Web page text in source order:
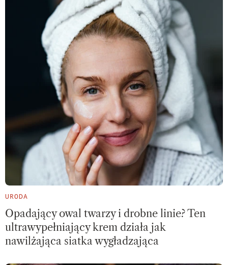
URODA
Opadający owal twarzy i drobne linie? Ten
ultrawypełniający krem działa jak
nawilżająca siatka wygładzająca